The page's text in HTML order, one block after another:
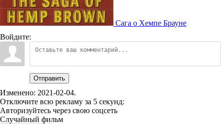
Сага о Хемпе Брауне
Войдите:
Отправить
Изменено: 2021-02-04.
Отключите всю рекламу за 5 секунд:
Авторизуйтесь через свою соцсеть
Случайный фильм